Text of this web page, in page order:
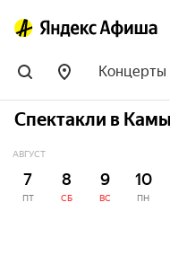
Концерты
Спектакли в
АВГУСТ
7
ПТ
8
СБ
9
ВС
10
ПН